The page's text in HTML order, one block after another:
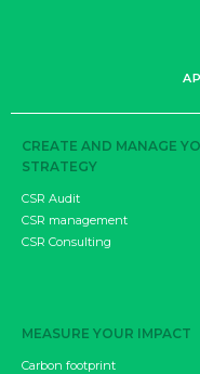
CREATE AND MANAGE
STRATEGY
CSR Audit
CSR management
CSR Consulting
MEASURE YOUR IMPACT
Carbon footprint